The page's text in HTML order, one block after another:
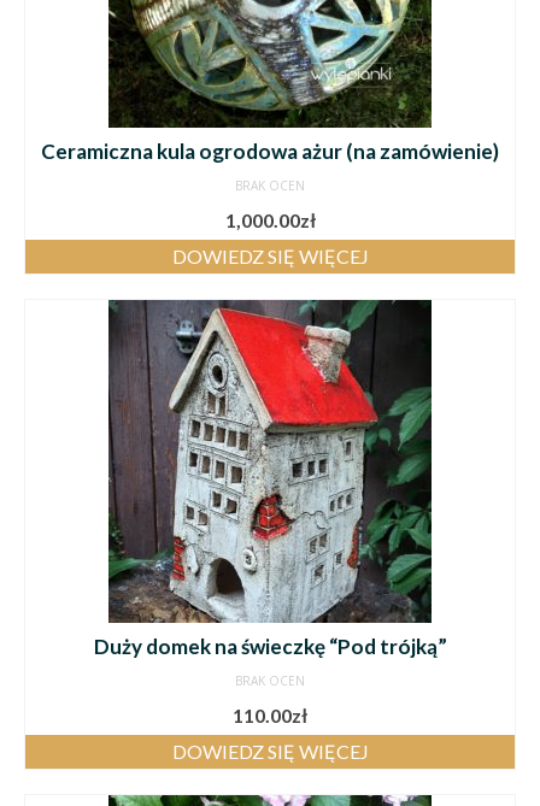
Ceramiczna kula ogrodowa ażur (na zamówienie)
BRAK OCEN
1,000.00zł
DOWIEDZ SIĘ WIĘCEJ
Duży domek na świeczkę “Pod trójką”
BRAK OCEN
110.00zł
DOWIEDZ SIĘ WIĘCEJ